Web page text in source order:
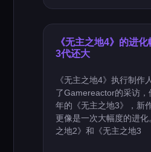
《无主之地4》的进
3代还大
《无主之地4》执行制作
了Gamereactor的采访，
年的《无主之地3》，新
更像是一次大幅度的进化
之地2》和《无主之地3